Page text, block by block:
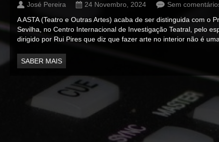
José Pereira 24 Novembro, 2024
Sem
A ASTA (Teatro e Outras Artes) acaba de ser distinguida com o
Sevilha, no Centro Internacional de Investigação Teatral, pelo
dirigido por Rui Pires que diz que fazer arte no interior não é
SABER MAIS